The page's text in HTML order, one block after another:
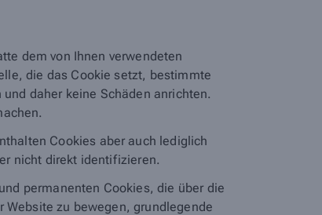
dem von Ihnen verwendeten
die das Cookie setzt, bestimmte
daher keine Schäden anrichten.
Cookies aber auch lediglich
nicht direkt identifizieren.
permanenten Cookies, die über die
zu bewegen, grundlegende